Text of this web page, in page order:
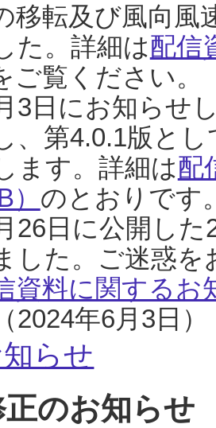
移転及び風向風
た。詳細は配信
ご覧ください。
3日にお知らせ
、第4.0.1版と
ます。詳細は配
のとおりです
26日に公開し
した。ご迷惑
資料に関するお
2024年6月3日）
らせ
のお知らせ